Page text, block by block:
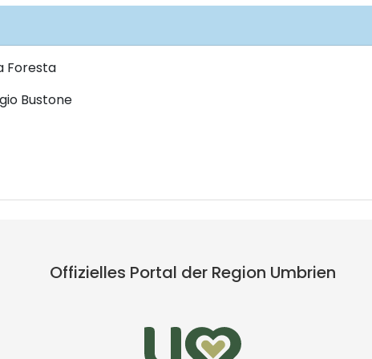
Foresta
Bustone
Offizielles Portal der Region Umbrien